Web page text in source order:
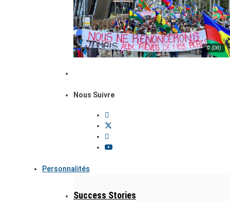
© (DR)
Nous Suivre
Personnalités
Success Stories